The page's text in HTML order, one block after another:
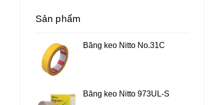
Sản phẩm
Băng keo Nitto No.31C
Băng keo Nitto 973UL-S